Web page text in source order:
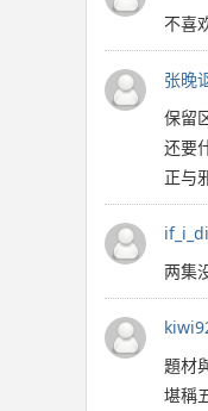
不喜
张晚
保留
还要
正与
两集
題材
堪稱